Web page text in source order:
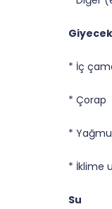
* İç
* Çorap
*
* İklime
Su